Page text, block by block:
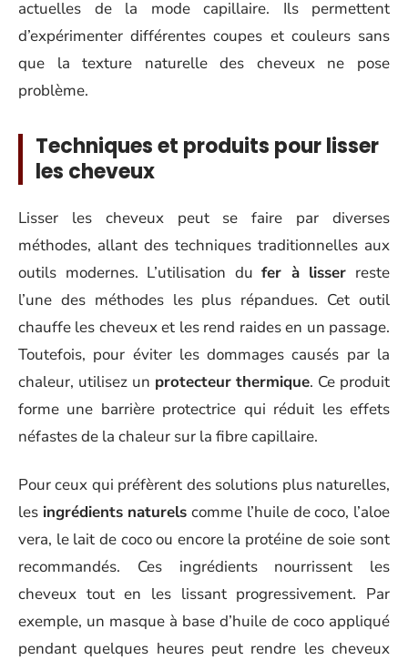
actuelles de la mode capillaire. Ils permettent
d’expérimenter différentes coupes et couleurs sans
que la texture naturelle des cheveux ne pose
problème.
Techniques et produits pour lisser
les cheveux
Lisser les cheveux peut se faire par diverses
méthodes, allant des techniques traditionnelles aux
outils modernes. L’utilisation dufer à lisser reste
l’une des méthodes les plus répandues. Cet outil
chauffe les cheveux et les rend raides en un passage.
Toutefois, pour éviter les dommages causés par la
chaleur, utilisez un protecteur thermique. Ce produit
forme une barrière protectrice qui réduit les effets
néfastes de la chaleur sur la fibre capillaire.
Pour ceux qui préfèrent des solutions plus naturelles,
les ingrédients naturels comme l’huile de coco, l’aloe
vera, le lait de coco ou encore la protéine de soie sont
recommandés. Ces ingrédients nourrissent les
cheveux tout en les lissant progressivement. Par
exemple, un masque à base d’huile de coco appliqué
pendant quelques heures peut rendre les cheveux